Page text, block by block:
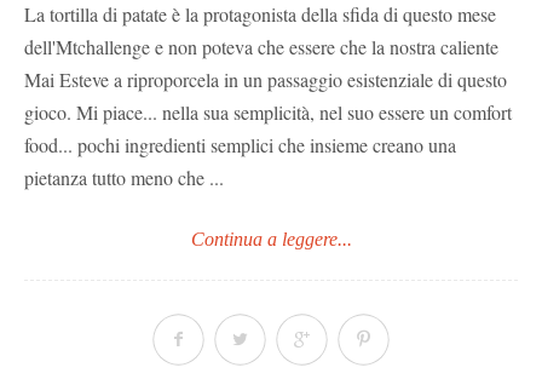
La tortilla di patate è la protagonista della sfida di questo mese
dell'Mtchallenge e non poteva che essere che la nostra caliente
Mai Esteve a riproporcela in un passaggio esistenziale di questo
gioco. Mi piace... nella sua semplicità, nel suo essere un comfort
food... pochi ingredienti semplici che insieme creano una
pietanza tutto meno che ...
Continua a leggere...